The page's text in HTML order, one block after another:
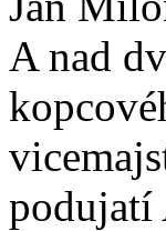
A nad
podujatí